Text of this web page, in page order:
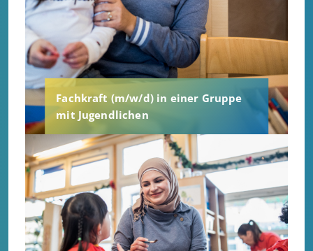
Fachkraft (m/w/d) in einer Gruppe
mit Jugendlichen